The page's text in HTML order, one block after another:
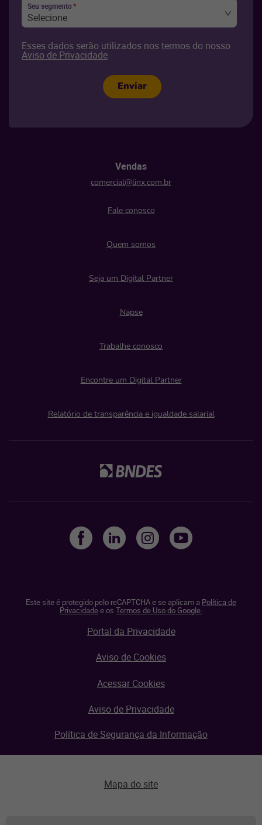
Seu segmento*
Selecione
Esses dados serão utilizados nos termos do nosso
Aviso de Privacidade.
Enviar
Vendas
comercial@linx.com.br
Fale conosco
Quem somos
Seja um Digital Partner
Napse
Trabalhe conosco
Encontre um Digital Partner
Relatório de transparência e igualdade salarial
Este site é protegido pelo reCAPTCHA e se aplicam a Política de
Privacidadee os Termos de Uso do Google.
Portal da Privacidade
Aviso de Cookies
Acessar Cookies
Aviso de Privacidade
Política de Segurança da Informação
Mapa do site